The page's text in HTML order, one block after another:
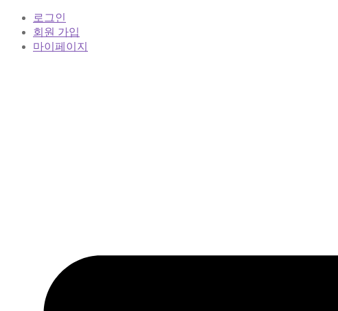
로그인
회원 가입
마이페이지